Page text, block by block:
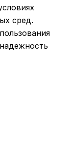
сред.